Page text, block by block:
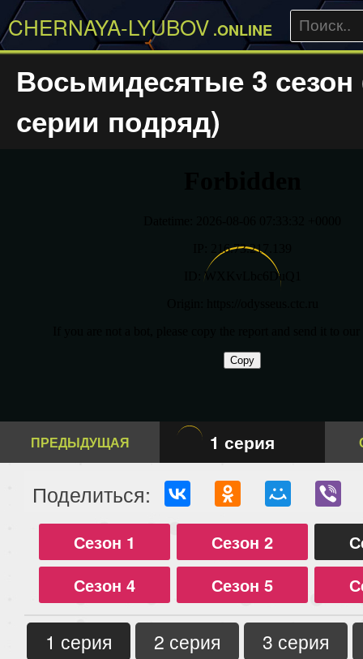
CHERNAYA-LYUBOV .ONLINE
Восьмидесятые 3 сезон
серии подряд)
ПРЕДЫДУЩАЯ 1 серия
Поделиться:
Сезон 1 Сезон 2
Сезон 4
Сезон 5
1 серия 2 серия
3 серия